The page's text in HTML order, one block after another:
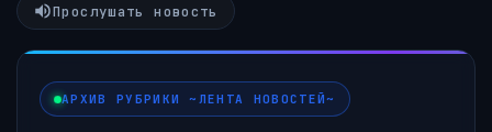
Прослушать новость
АРХИВ РУБРИКИ ~ЛЕНТА НОВОСТЕЙ~